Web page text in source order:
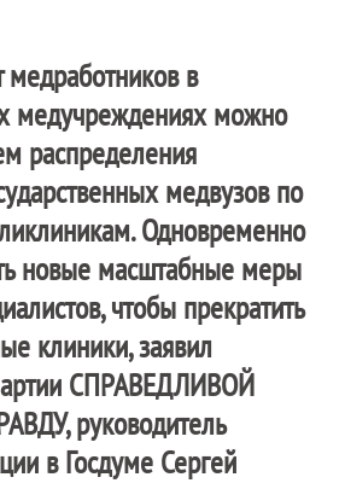
в
медучреждениях можно
распределения
медвузов по
Одновременно
новые масштабные меры
чтобы прекратить
клиники, заявил
СПРАВЕДЛИВОЙ
, руководитель
в Госдуме Сергей